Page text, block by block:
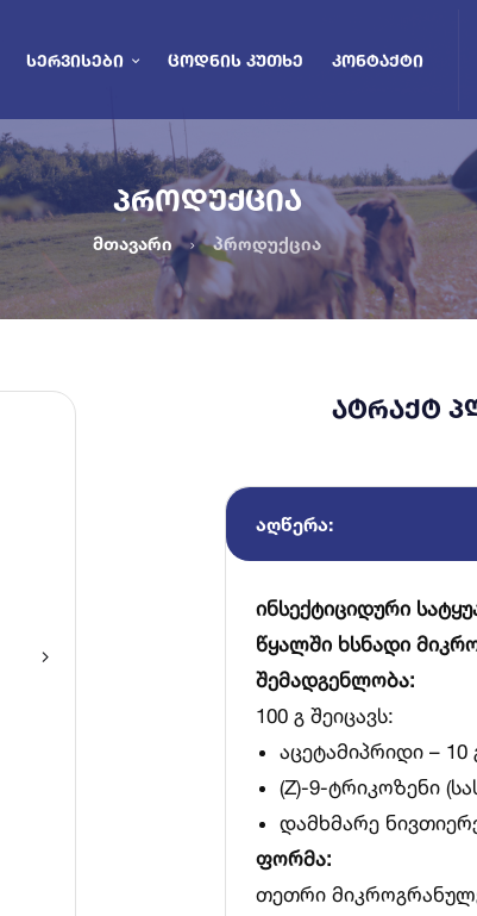
ᲡᲔᲠᲕᲘᲡᲔᲑᲘ ᲪᲝᲓᲜᲘᲡ ᲙᲣᲗᲮᲔ ᲙᲝᲜᲢᲐᲥᲢᲘ
ᲞᲠᲝᲓᲣᲥᲪᲘᲐ
მთავარი პროდუქცია
ᲐᲢᲠᲐᲥᲢ
ᲐᲦᲬᲔᲠᲐ:
ინსექტიციდური
წყალში ხსნადი
შემადგენლობა:
100 გ შეიცავს:
აცეტამიპრიდი – 10
(Z)-9-ტრიკოზენი
დამხმარე
ფორმა:
თეთრი